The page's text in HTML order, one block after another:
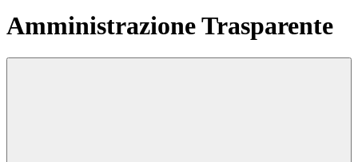
Amministrazione Trasparente